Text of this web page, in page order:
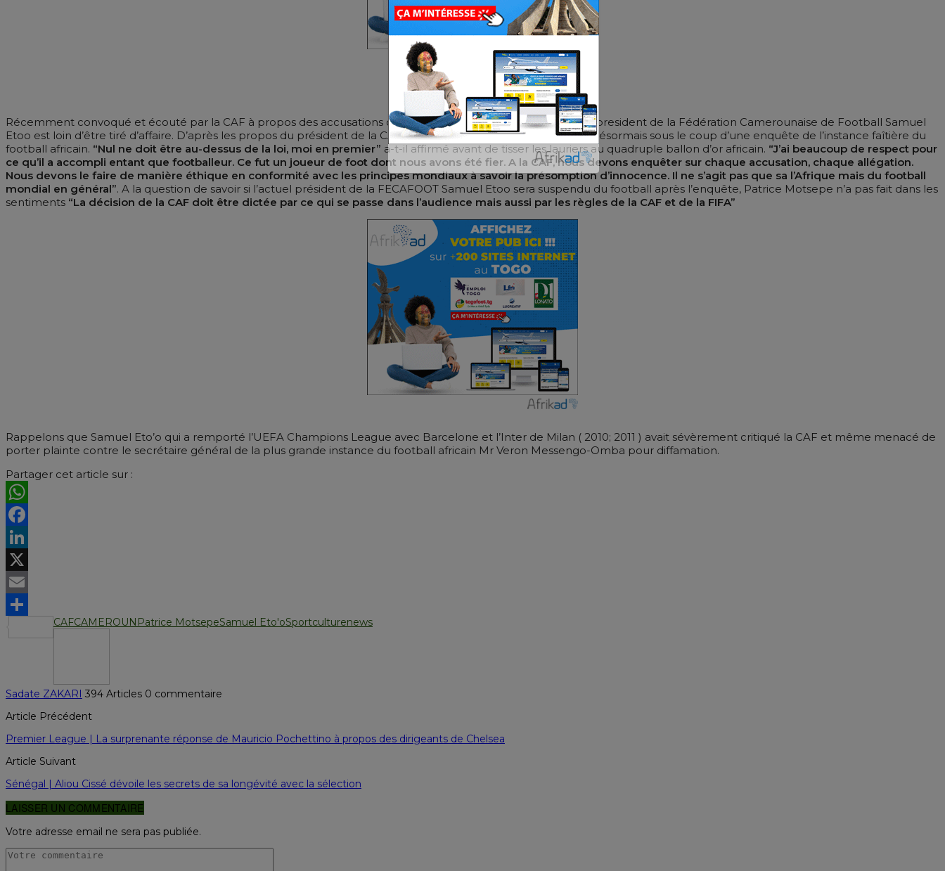
Récemment convoqué et écouté par la CAF à propos des accusations de corruption et de matchs truqués, le president de la Fédération Camerounaise de Football Samuel
Etoo est loin d’être tiré d’affaire. D’après les propos du président de la CAF Patrice Motsepe, Samuel Eto’o est désormais sous le coup d’une enquête de l’instance faîtière du
football africain. “Nul ne doit être au-dessus de la loi, moi en premier” a-t-il affirmé avant de tisser les lauriers au quadruple ballon d’or africain. “J’ai beaucoup de respect pour
ce qu’il a accompli entant que footballeur. Ce fut un joueur de foot dont nous avons été fier. A la CAF, nous devons enquêter sur chaque accusation, chaque allégation.
Nous devons le faire de manière éthique en conformité avec les principes mondiaux à savoir la présomption d’innocence. Il ne s’agit pas que sa l’Afrique mais du football
mondial en général”. A la question de savoir si l’actuel président de la FECAFOOT Samuel Etoo sera suspendu du football après l’enquête, Patrice Motsepe n’a pas fait dans les
sentiments “La décision de la CAF doit être dictée par ce qui se passe dans l’audience mais aussi par les règles de la CAF et de la FIFA”
Rappelons que Samuel Eto’o qui a remporté l’UEFA Champions League avec Barcelone et l’Inter de Milan ( 2010; 2011 ) avait sévèrement critiqué la CAF et même menacé de
porter plainte contre le secrétaire général de la plus grande instance du football africain Mr Veron Messengo-Omba pour diffamation.
Partager cet article sur :
WhatsApp
Facebook
LinkedIn
X
Email
Partager
CAFCAMEROUN Patrice MotsepeSamuel Eto'oSportculturenews
Sadate ZAKARI 394 Articles 0 commentaire
Article Précédent
Premier League | La surprenante réponse de Mauricio Pochettino à propos des dirigeants de Chelsea
Article Suivant
Sénégal | Aliou Cissé dévoile les secrets de sa longévité avec la sélection
LAISSER UN COMMENTAIRE
Votre adresse email ne sera pas publiée.